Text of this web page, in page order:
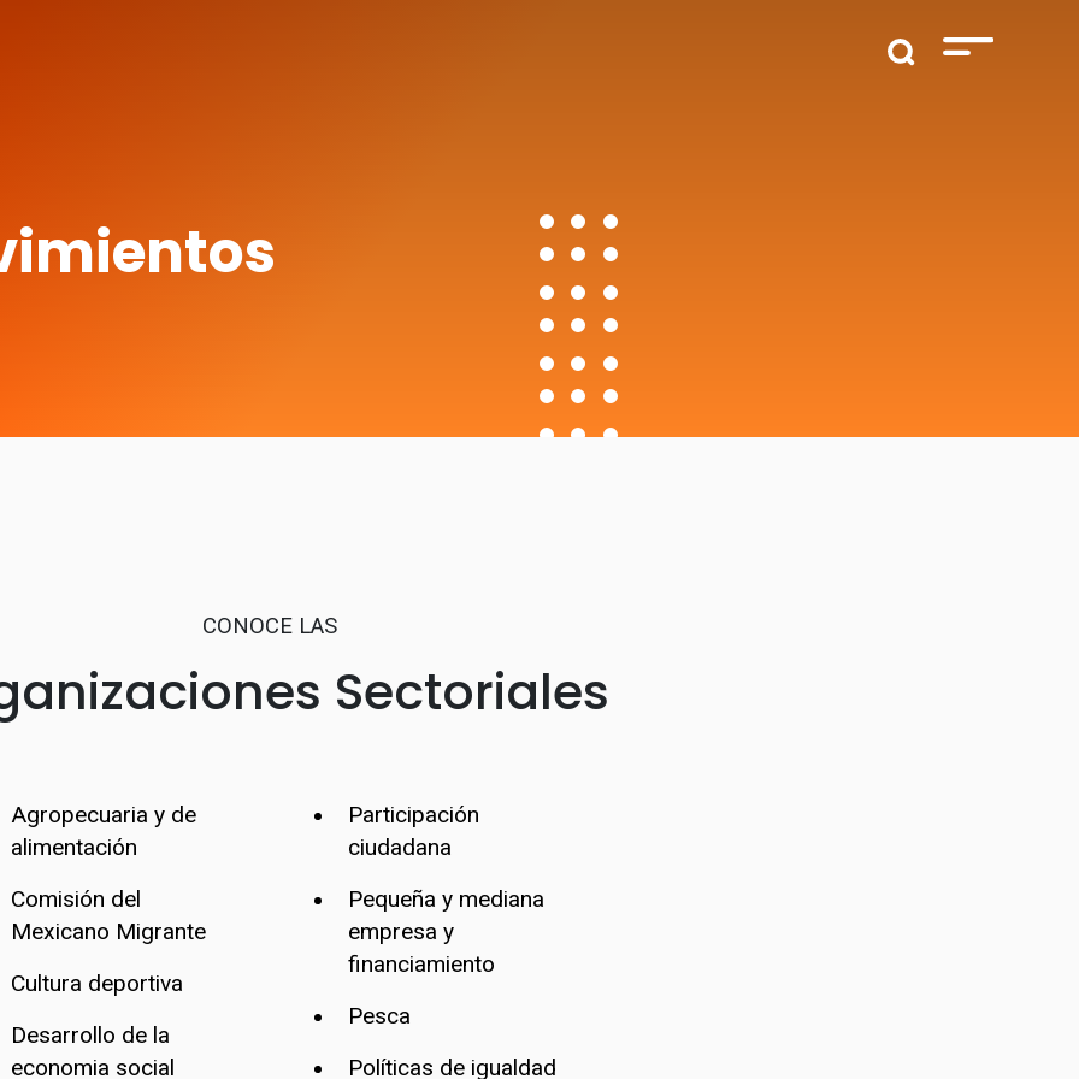
CONOCE LAS
Sectoriales
Agropecuaria y de
alimentación
Comisión del
Mexicano Migrante
Cultura deportiva
Desarrollo de la
economia social
Participación
ciudadana
Pequeña y mediana
empresa y
financiamiento
Pesca
Políticas de igualdad